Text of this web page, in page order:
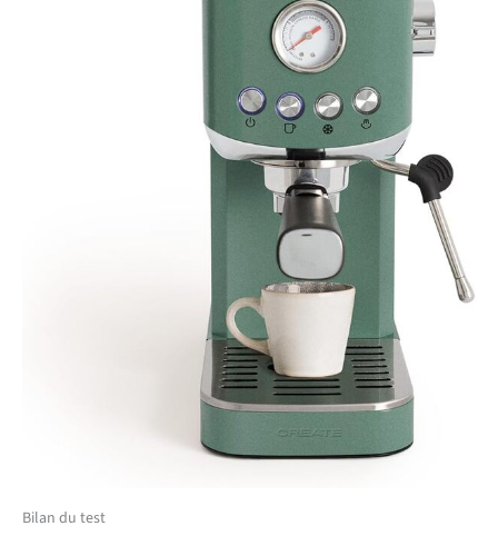
Bilan du test